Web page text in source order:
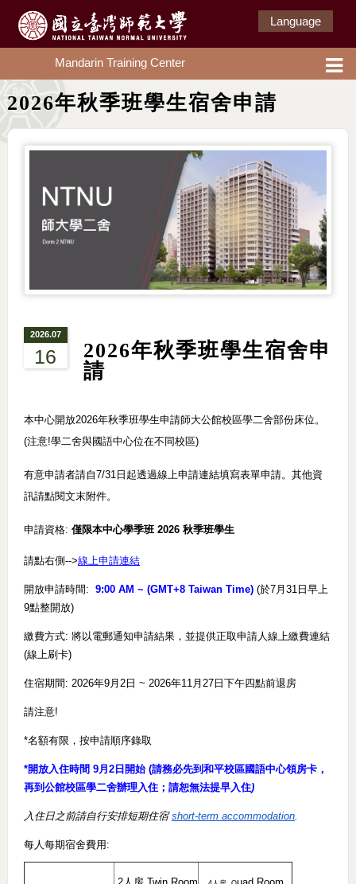
Language
Mandarin Training Center
2026年秋季班學生宿舍申請
2026.07
16
2026年秋季班學生宿舍申
請
本中心開放2026年秋季班學生申請師大公館校區學二舍部份床位。
(注意!學二舍與國語中心位在不同校區)
有意申請者請自7/31日起透過線上申請連結填寫表單申請。其他資
訊請點閱文末附件。
申請資格: 僅限本中心學季班 2026 秋季班學生
請點右側-->線上申請連結
開放申請時間: 9:00 AM ~ (GMT+8 Taiwan Time) (於7月31日早上
9點整開放)
繳費方式: 將以電郵通知申請結果，並提供正取申請人線上繳費連結
(線上刷卡)
住宿期間: 2026年9月2日 ~ 2026年11月27日下午四點前退房
請注意!
*名額有限，按申請順序錄取
*開放入住時間 9月2日開始 (請務必先到和平校區國語中心領房卡，
再到公館校區學二舍辦理入住；請恕無法提早入住)
入住日之前請自行安排短期住宿short-term accommodation.
每人每期宿舍費用: